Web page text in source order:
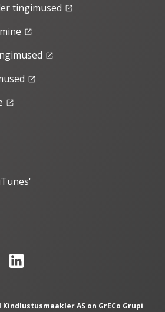
tingimused launch
launch
launch
launch
launch
Kindlustusmaakler AS on GrECo Grupi